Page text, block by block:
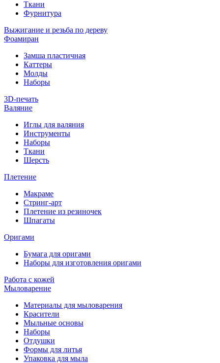
Ткани
Фурнитура
Выжигание и резьба по дереву
Фоамиран
Замша пластичная
Каттеры
Молды
Наборы
3D-печать
Валяние
Иглы для валяния
Инструменты
Наборы
Ткани
Шерсть
Плетение
Макраме
Стринг-арт
Плетение из резиночек
Шпагаты
Оригами
Бумага для оригами
Наборы для изготовления оригами
Работа с кожей
Мыловарение
Материалы для мыловарения
Красители
Мыльные основы
Наборы
Отдушки
Формы для литья
Упаковка для мыла